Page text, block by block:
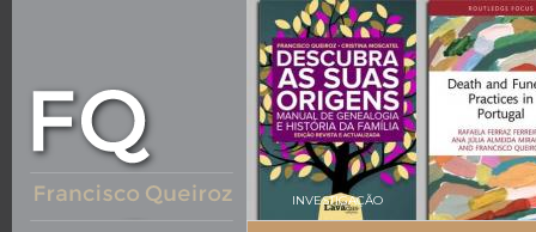
INVESTIGAÇÃO